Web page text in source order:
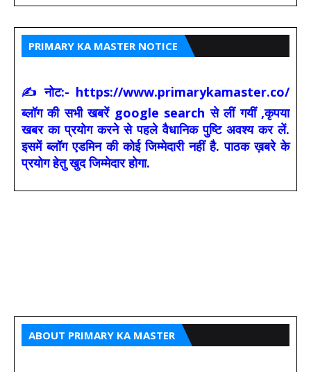
PRIMARY KA MASTER NOTICE
✍ नोट:- https://www.primarykamaster.co/
ब्लॉग की सभी खबरें google search से लीं गयीं ,कृपया
खबर का प्रयोग करने से पहले वैधानिक पुष्टि अवश्य कर लें.
इसमें ब्लॉग एडमिन की कोई जिम्मेदारी नहीं है. पाठक ख़बरे के
प्रयोग हेतु खुद जिम्मेदार होगा.
ABOUT PRIMARY KA MASTER